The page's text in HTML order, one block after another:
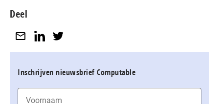
Deel
Inschrijven nieuwsbrief Computable